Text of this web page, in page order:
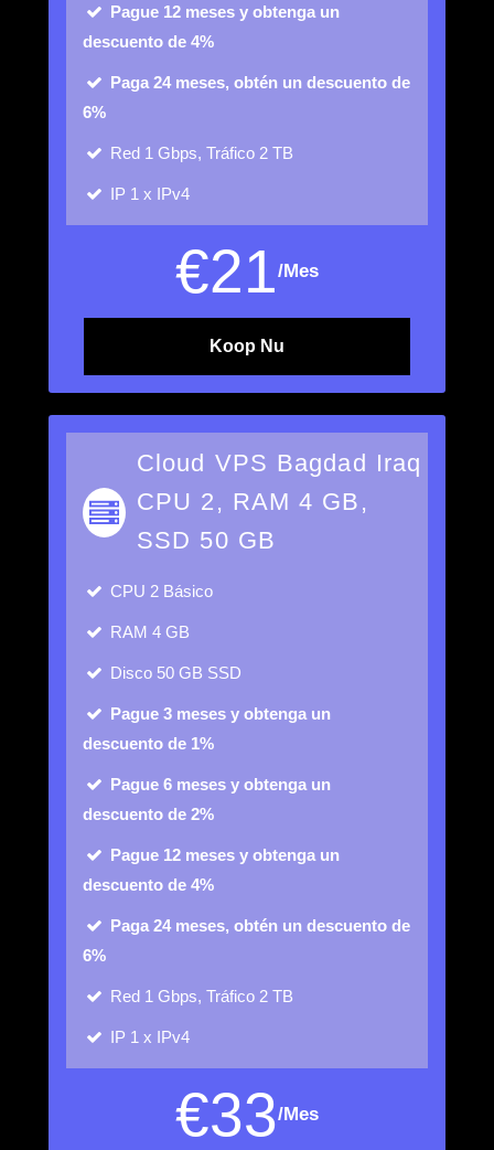
Pague 12 meses y obtenga un
descuento de 4%
Paga 24 meses, obtén un descuento de
6%
Red 1 Gbps, Tráfico 2 TB
IP 1 x IPv4
€21/Mes
Koop Nu
Cloud VPS Bagdad Iraq
CPU 2, RAM 4 GB,
SSD 50 GB
CPU 2 Básico
RAM 4 GB
Disco 50 GB SSD
Pague 3 meses y obtenga un
descuento de 1%
Pague 6 meses y obtenga un
descuento de 2%
Pague 12 meses y obtenga un
descuento de 4%
Paga 24 meses, obtén un descuento de
6%
Red 1 Gbps, Tráfico 2 TB
IP 1 x IPv4
€33/Mes